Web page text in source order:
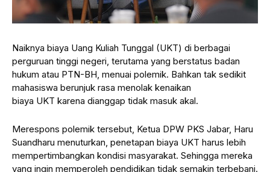
Naiknya biaya Uang Kuliah Tunggal (UKT) di berbagai
perguruan tinggi negeri, terutama yang berstatus badan
hukum atau PTN-BH, menuai polemik. Bahkan tak sedikit
mahasiswa berunjuk rasa menolak kenaikan
biaya UKT karena dianggap tidak masuk akal.
Merespons polemik tersebut, Ketua DPW PKS Jabar, Haru
Suandharu menuturkan, penetapan biaya UKT harus lebih
mempertimbangkan kondisi masyarakat. Sehingga mereka
yang ingin memperoleh pendidikan tidak semakin terbebani.